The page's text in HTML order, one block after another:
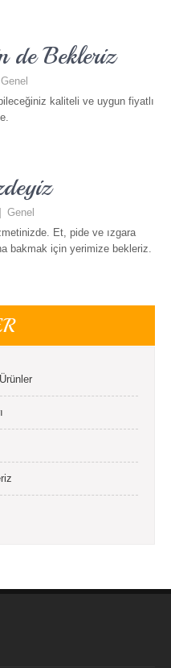
de Bekleriz
Genel
kaliteli ve uygun fiyatlı
Genel
Et, pide ve ızgara
bakmak için yerimize bekleriz.